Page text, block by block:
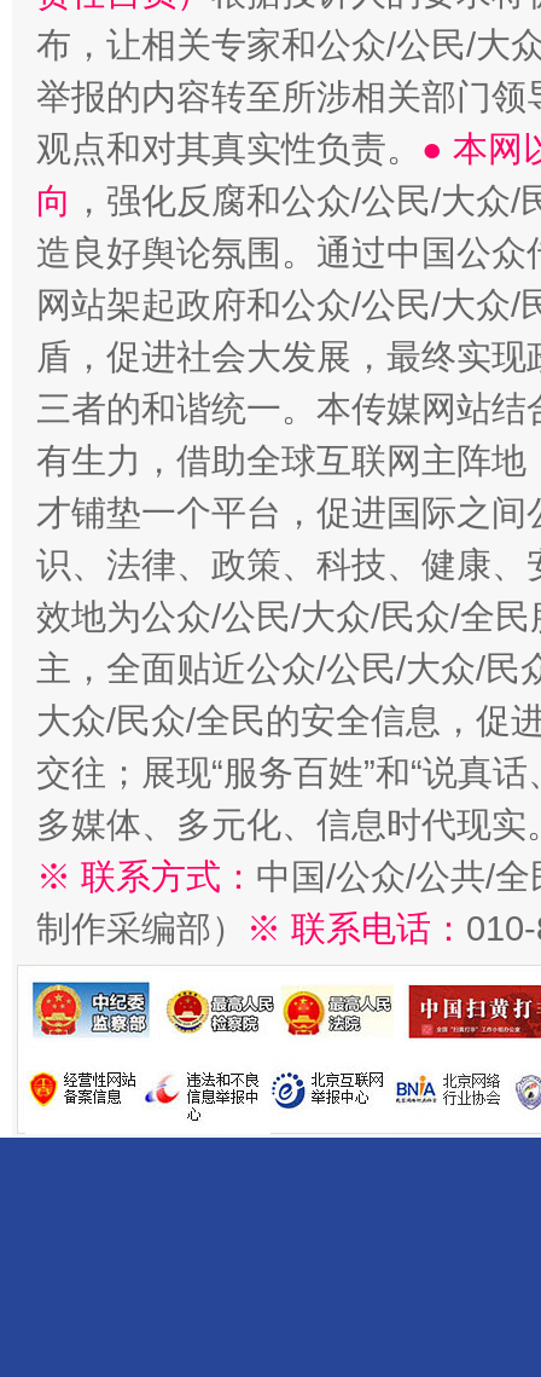
布，让相关专家和公众/公民/大
举报的内容转至所涉相关部门
观点和对其真实性负责。 ● 本网
向 ，强化反腐和公众/公民/大众
造良好舆论氛围。通过中国公
网站架起政府和公众/公民/大众
盾，促进社会大发展，最终实
三者的和谐统一。本传媒网站
有生力，借助全球互联网主阵
才铺垫一个平台，促进国际之
识、法律、政策、科技、健康
效地为公众/公民/大众/民众/全
主，全面贴近公众/公民/大众/民
大众/民众/全民的安全信息，促
交往；展现“服务百姓”和“说真
多媒体、多元化、信息时代现实
※ 联系方式： 中国/公众/公共/
制作采编部）
※ 联系电话：